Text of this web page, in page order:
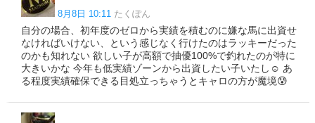
8月8日 10:11 たくぽん
自分の場合、初年度のゼロから実績を積むのに嫌な馬に出資せ
なければいけない、という感じなく行けたのはラッキーだった
のかも知れない 欲しい子が高額で抽優100%で釣れたのが特に
大きいかな 今年も低実績ゾーンから出資したい子いたし☺️ あ
る程度実績確保できる目処立っちゃうとキャロの方が魔境😰